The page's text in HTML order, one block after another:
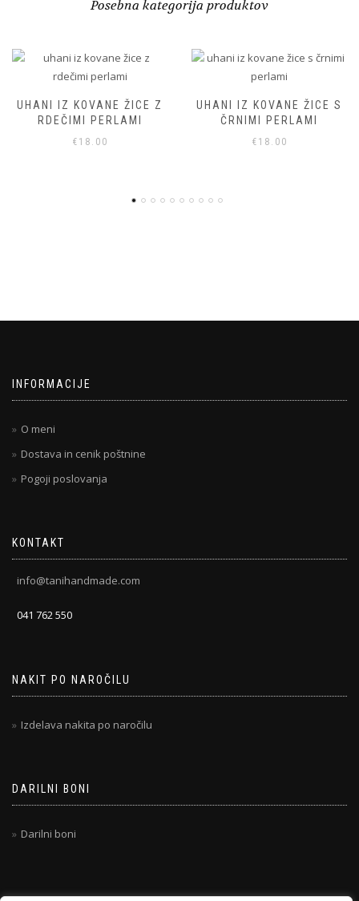
Posebna kategorija produktov
UHANI IZ KOVANE ŽICE Z
RDEČIMI PERLAMI
€ 18.00
UHANI IZ KOVANE ŽICE S
ČRNIMI PERLAMI
€ 18.00
INFORMACIJE
O meni
Dostava in cenik poštnine
Pogoji poslovanja
KONTAKT
info@tanihandmade.com
041 762 550
NAKIT PO NAROČILU
Izdelava nakita po naročilu
DARILNI BONI
Darilni boni